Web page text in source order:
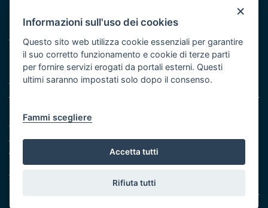
Protezione civile
Vai al sito di Protezione Civile Puglia
Iniziativa finanziata con risorse del POR Puglia 2014/2020 -
Asse XI
Note legali
Cookie e privacy
Amministrazione trasparente
Atti di notifica
Feed RSS
Servizi intranet
×
Informazioni sull'uso dei cookies
Questo sito web utilizza cookie essenziali per garantire
il suo corretto funzionamento e cookie di terze parti
per fornire servizi erogati da portali esterni. Questi
ultimi saranno impostati solo dopo il consenso.
Fammi scegliere
Accetta tutti
Rifiuta tutti